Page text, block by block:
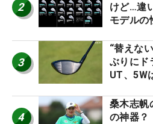
2
けど…違
モデルの
3
“替えな
ぶりにド
UT、5W
4
桑木志帆
の神器